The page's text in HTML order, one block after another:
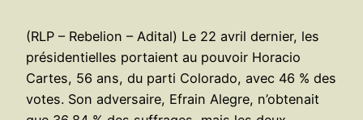
(RLP – Rebelion – Adital) Le 22 avril dernier, les
présidentielles portaient au pouvoir Horacio
Cartes, 56 ans, du parti Colorado, avec 46 % des
votes. Son adversaire, Efrain Alegre, n’obtenait